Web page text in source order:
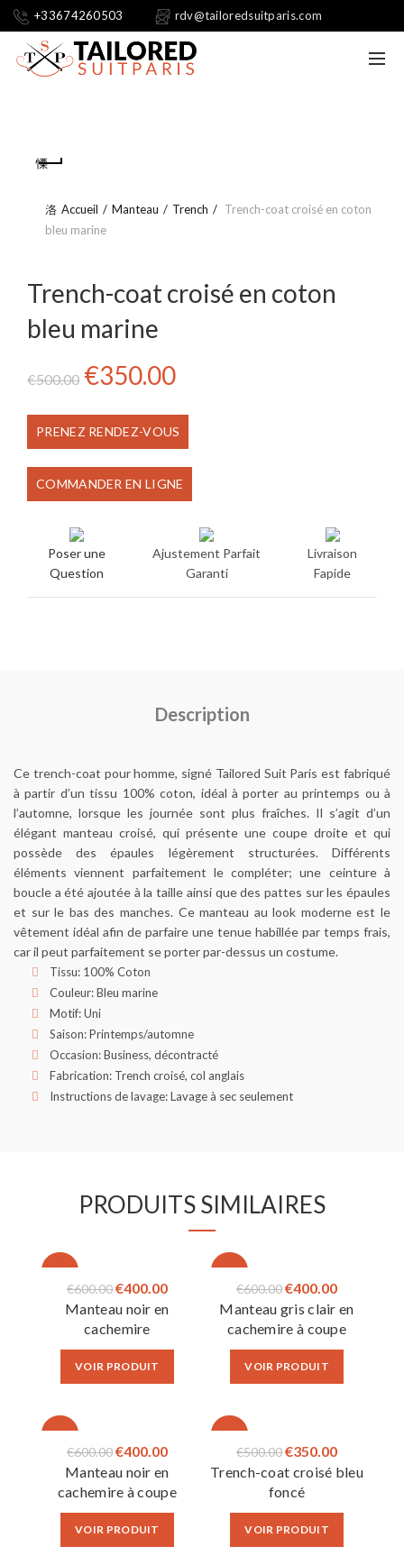
+33674260503 rdv@tailoredsuitparis.com
Accueil Manteau Trench
Trench-coat croisé en coton
bleu marine
Trench-coat croisé en coton
bleu marine
€500.00 Le
prix
initial
était :
€500.00.
€350.00Le
prix
actuel
est :
€350.00.
PRENEZ RENDEZ-VOUS
COMMANDER EN LIGNE
Poser une
Question
Ajustement Parfait
Garanti
Livraison
Fapide
Description
Ce trench-coat pour homme, signé Tailored Suit Paris est fabriqué
à partir d’un tissu 100% coton, idéal à porter au printemps ou à
l’automne, lorsque les journée sont plus fraîches. Il s’agit d’un
élégant manteau croisé, qui présente une coupe droite et qui
possède des épaules légèrement structurées. Différents
éléments viennent parfaitement le compléter; une ceinture à
boucle a été ajoutée à la taille ainsi que des pattes sur les épaules
et sur le bas des manches. Ce manteau au look moderne est le
vêtement idéal afin de parfaire une tenue habillée par temps frais,
car il peut parfaitement se porter par-dessus un costume.
Tissu: 100% Coton
Couleur: Bleu marine
Motif: Uni
Saison: Printemps/automne
Occasion: Business, décontracté
Fabrication: Trench croisé, col anglais
Instructions de lavage: Lavage à sec seulement
PRODUITS SIMILAIRES
-33%
€600.00Le
prix
initial
était :
€400.00Le
prix
est :
Manteau noir en
cachemire
VOIR PRODUIT
-33%
€600.00Le
prix
initial
était :
€400.00Le
prix
actuel
est :
Manteau gris clair en
cachemire à coupe
ajustée
VOIR PRODUIT
-33%
€600.00Le
prix
initial
était :
€400.00Le
prix
actuel
est :
Manteau noir en
cachemire à coupe
ajustée
VOIR PRODUIT
-30%
€500.00Le
prix
initial
était :
€350.00Le
prix
est :
Trench-coat croisé bleu
foncé
VOIR PRODUIT